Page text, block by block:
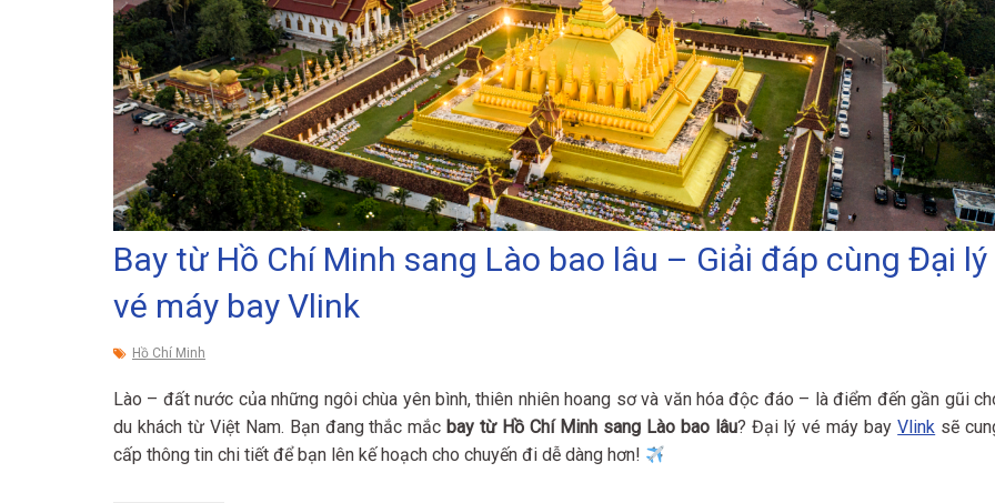
Bay từ Hồ Chí Minh sang Lào bao lâu – Giải đáp cùng Đại lý
vé máy bay Vlink
Hồ Chí Minh
Lào – đất nước của những ngôi chùa yên bình, thiên nhiên hoang sơ và văn hóa độc đáo – là điểm đến gần gũi
du khách từ Việt Nam. Bạn đang thắc mắc bay từ Hồ Chí Minh sang Lào bao lâu? Đại lý vé máy bayVlink sẽ
cấp thông tin chi tiết để bạn lên kế hoạch cho chuyến đi dễ dàng hơn!